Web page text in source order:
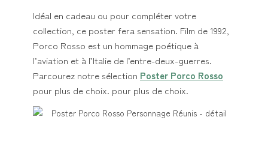
Idéal en cadeau ou pour compléter votre
collection, ce poster fera sensation. Film de 1992,
Porco Rosso est un hommage poétique à
l’aviation et à l’Italie de l’entre-deux-guerres.
Parcourez notre sélection Poster Porco Rosso
pour plus de choix. pour plus de choix.